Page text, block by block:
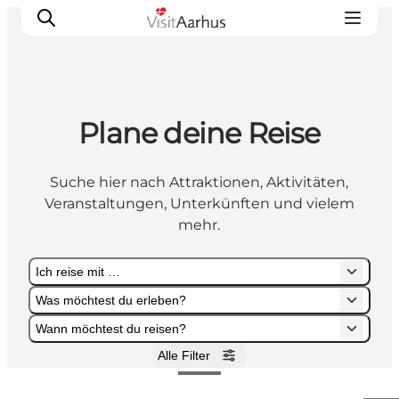
Sehen und erleben
Veranstaltungen
Städte und Regionen
Plane deine Reise
Suche hier nach Attraktionen, Aktivitäten,
Veranstaltungen, Unterkünften und vielem
mehr.
Ich reise mit …
Was möchtest du erleben?
Wann möchtest du reisen?
Alle Filter